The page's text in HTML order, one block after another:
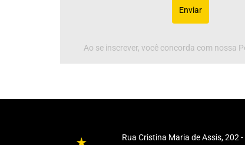
Enviar
Ao se inscrever, você concorda com nossa
Rua Cristina Maria de Assis, 202 -